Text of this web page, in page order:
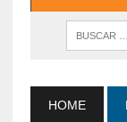
HOME